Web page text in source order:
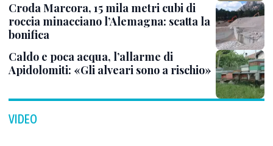
Croda Marcora, 15 mila metri cubi di
roccia minacciano l’Alemagna: scatta la
bonifica
Caldo e poca acqua, l’allarme di
Apidolomiti: «Gli alveari sono a rischio»
VIDEO